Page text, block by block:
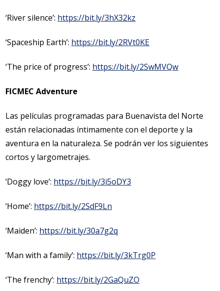
‘River silence’: https://bit.ly/3hX32kz
‘Spaceship Earth’: https://bit.ly/2RVt0KE
‘The price of progress’: https://bit.ly/2SwMVQw
FICMEC Adventure
Las películas programadas para Buenavista del Norte
están relacionadas íntimamente con el deporte y la
aventura en la naturaleza. Se podrán ver los siguientes
cortos y largometrajes.
‘Doggy love’: https://bit.ly/3i5oDY3
‘Home’: https://bit.ly/2SdF9Ln
‘Maiden’: https://bit.ly/30a7g2q
‘Man with a family’: https://bit.ly/3kTrg0P
‘The frenchy’: https://bit.ly/2GaQuZO